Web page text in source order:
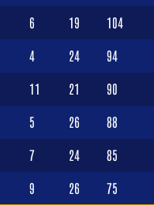
6 19 104
4 24 94
11 21 90
5 26 88
7 24 85
9 26 75